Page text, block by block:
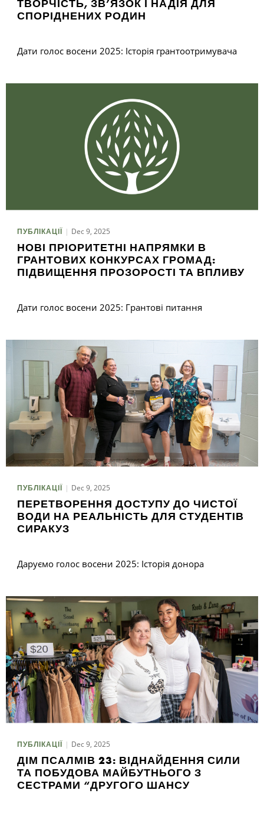
ТВОРЧІСТЬ, ЗВ’ЯЗОК І НАДІЯ ДЛЯ
СПОРІДНЕНИХ РОДИН
Дати голос восени 2025: Історія грантоотримувача
ПУБЛІКАЦІЇ Dec 9, 2025
НОВІ ПРІОРИТЕТНІ НАПРЯМКИ В
ГРАНТОВИХ КОНКУРСАХ ГРОМАД:
ПІДВИЩЕННЯ ПРОЗОРОСТІ ТА ВПЛИВУ
Дати голос восени 2025: Грантові питання
ПУБЛІКАЦІЇ Dec 9, 2025
ПЕРЕТВОРЕННЯ ДОСТУПУ ДО ЧИСТОЇ
ВОДИ НА РЕАЛЬНІСТЬ ДЛЯ СТУДЕНТІВ
СИРАКУЗ
Даруємо голос восени 2025: Історія донора
ПУБЛІКАЦІЇ Dec 9, 2025
ДІМ ПСАЛМІВ 23: ВІДНАЙДЕННЯ СИЛИ
ТА ПОБУДОВА МАЙБУТНЬОГО З
СЕСТРАМИ “ДРУГОГО ШАНСУ